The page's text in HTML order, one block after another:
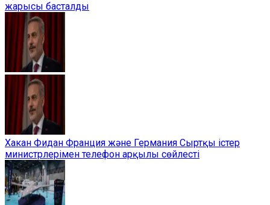
жарысы басталды
Хакан Фидан Франция және Германия Сыртқы істер
министрлерімен телефон арқылы сөйлесті